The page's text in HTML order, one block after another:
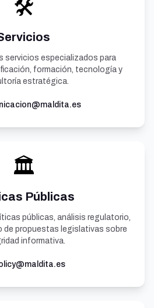
🛠️
servicios especializados para
formación, tecnología y
estratégica.
🏛️
Públicas
públicas, análisis regulatorio,
de propuestas legislativas sobre
informativa.